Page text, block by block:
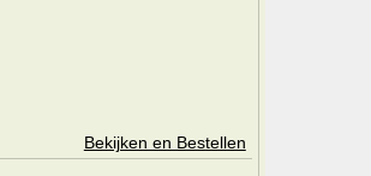
Bekijken en Bestellen